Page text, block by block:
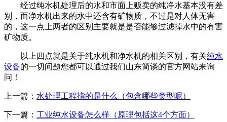
经过纯水机处理后的水和市面上贩卖的纯净水基本没有差
别，而净水机出来的水中还含有矿物质，不过是对人体无害
的，这一点上两者的区别主要就是是否能够过滤掉水中的有害
矿物质。
以上四点就是关于纯水机和净水机的相关区别，有关纯水
设备的一切问题您都可以通过我们山东简谈的官方网站来询
问！
上一篇： 水处理工程指的是什么（包含哪些类型呢）
下一篇： 工业纯水设备怎么样（原理包括这4个方面）